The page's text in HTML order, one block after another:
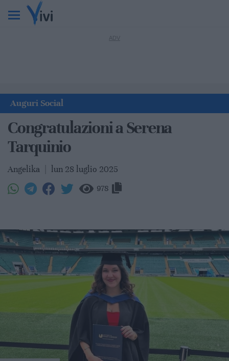
Auguri Social
Congratulazioni a Serena
Tarquinio
Angelika lun 28 luglio 2025
978